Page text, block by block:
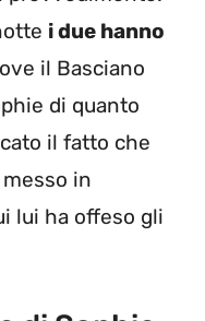
i due hanno
il Basciano
di quanto
il fatto che
in
lui ha offeso gli